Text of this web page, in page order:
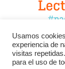
Facebook
YouTube
Usamos
experiencia de
visitas
para el uso de